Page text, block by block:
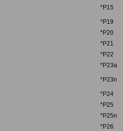
*P15
*P19
*P20
*P21
*P22
*P23a
*P23n
*P24
*P25
*P25n
*P26